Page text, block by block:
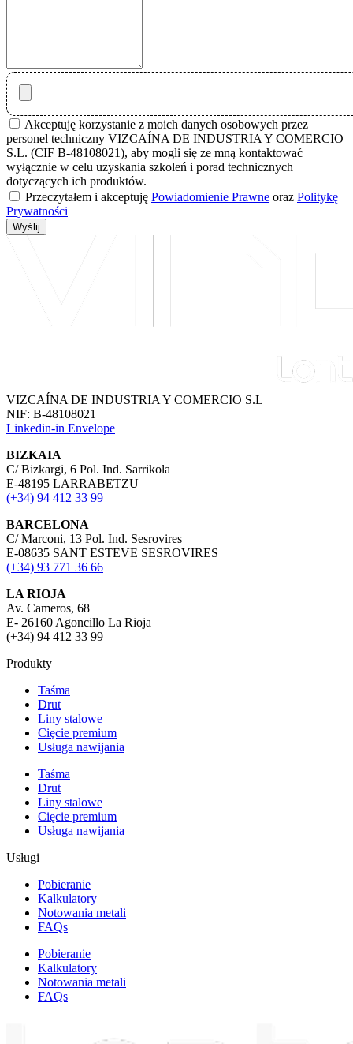
Akceptuję korzystanie z moich danych osobowych przez
personel techniczny VIZCAÍNA DE INDUSTRIA Y COMERCIO
S.L. (CIF B-48108021), aby mogli się ze mną kontaktować
wyłącznie w celu uzyskania szkoleń i porad technicznych
dotyczących ich produktów.
Przeczytałem i akceptuję Powiadomienie Prawne oraz Politykę
Prywatności
Wyślij
VIZCAÍNA DE INDUSTRIA Y COMERCIO S.L
NIF: B-48108021
Linkedin-in Envelope
BIZKAIA
C/ Bizkargi, 6 Pol. Ind. Sarrikola
E-48195 LARRABETZU
(+34) 94 412 33 99
BARCELONA
C/ Marconi, 13 Pol. Ind. Sesrovires
E-08635 SANT ESTEVE SESROVIRES
(+34) 93 771 36 66
LA RIOJA
Av. Cameros, 68
E- 26160 Agoncillo La Rioja
(+34) 94 412 33 99
Produkty
Taśma
Drut
Liny stalowe
Cięcie premium
Usługa nawijania
Taśma
Drut
Liny stalowe
Cięcie premium
Usługa nawijania
Usługi
Pobieranie
Kalkulatory
Notowania metali
FAQs
Pobieranie
Kalkulatory
Notowania metali
FAQs